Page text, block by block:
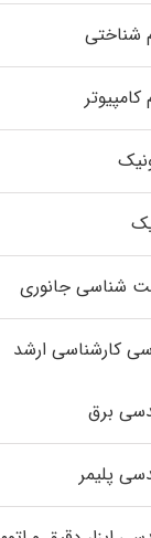
شناختی
شناسی جانوری
کارشناسی ارشد
برق
پلیمر